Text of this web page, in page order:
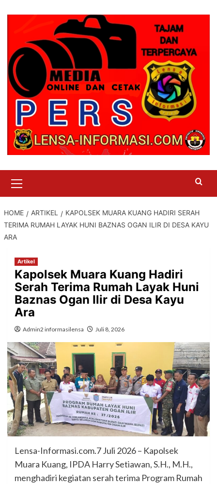
Menu
HOME ARTIKEL
KAPOLSEK MUARA KUANG HADIRI SERAH
TERIMA RUMAH LAYAK HUNI BAZNAS OGAN ILIR DI DESA KAYU
ARA
Artikel
Kapolsek Muara Kuang Hadiri
Serah Terima Rumah Layak Huni
Baznas Ogan Ilir di Desa Kayu
Ara
Admin2 informasilensa Juli 8, 2026
Lensa-Informasi.com.7 Juli 2026 – Kapolsek
Muara Kuang, IPDA Harry Setiawan, S.H., M.H.,
menghadiri kegiatan serah terima Program Rumah